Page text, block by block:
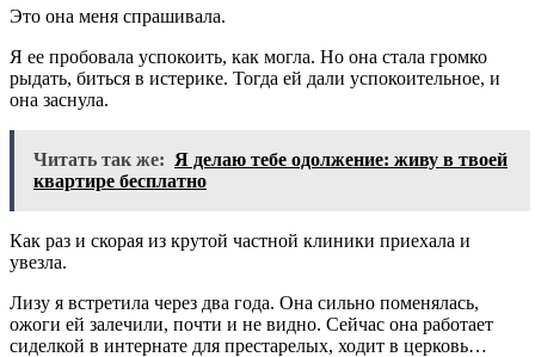
Это она меня спрашивала.
Я ее пробовала успокоить, как могла. Но она стала громко
рыдать, биться в истерике. Тогда ей дали успокоительное, и
она заснула.
Читать так же: Я делаю тебе одолжение: живу в твоей
квартире бесплатно
Как раз и скорая из крутой частной клиники приехала и
увезла.
Лизу я встретила через два года. Она сильно поменялась,
ожоги ей залечили, почти и не видно. Сейчас она работает
сиделкой в интернате для престарелых, ходит в церковь…